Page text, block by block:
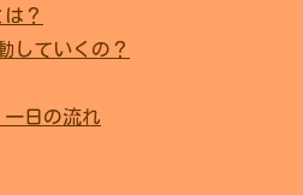
？
していくの？
日の流れ